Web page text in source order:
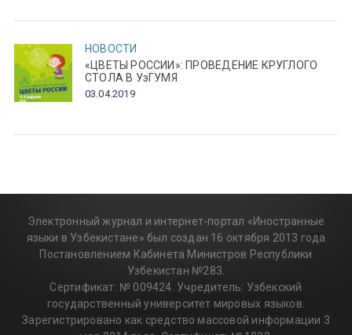
НОВОСТИ
«ЦВЕТЫ РОССИИ»: ПРОВЕДЕНИЕ КРУГЛОГО
СТОЛА В УзГУМЯ
03.04.2019
Электронный журнал и интернет-портал «Иностранные
языки в Узбекистане» был создан 16 октября 2013 года
Постановлением Кабинета Министров Республики
Узбекистан №283.
Сертификат: № 009424. Учредитель: Узбекский
государственный университет мировых языков.
Зарегистрировано как средство массовой информации 3